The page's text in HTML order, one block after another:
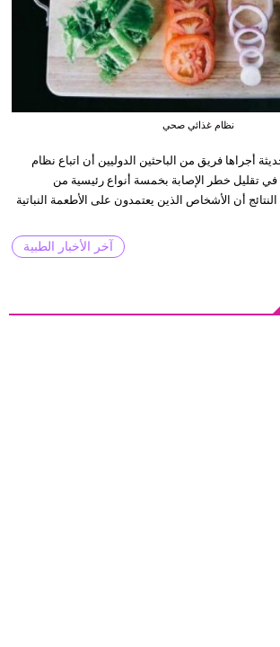
نظام غذائي صحي
أجراها فريق من الباحثين الدوليين أن اتباع نظام
تقليل خطر الإصابة بخمسة أنواع رئيسية من
أن الأشخاص الذين يعتمدون على الأطعمة النباتية
آخر الأخبار الطبية